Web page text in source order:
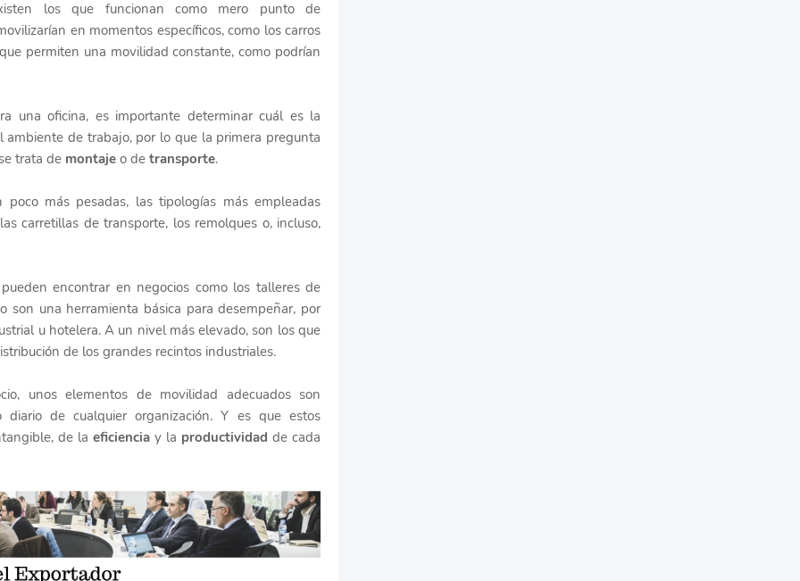
los que funcionan como mero punto de
en momentos específicos, como los carros
permiten una movilidad constante, como podrían
una oficina, es importante determinar cuál es la
de trabajo, por lo que la primera pregunta
trata de montaje o de transporte.
más pesadas, las tipologías más empleadas
carretillas de transporte, los remolques o, incluso,
encontrar en negocios como los talleres de
son una herramienta básica para desempeñar, por
u hotelera. A un nivel más elevado, son los que
de los grandes recintos industriales.
unos elementos de movilidad adecuados son
diario de cualquier organización. Y es que estos
de la eficiencia y la productividad de cada